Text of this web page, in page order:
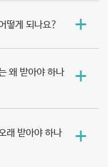
떻게 되나요? +
왜 받아야 하나
+
래 받아야 하나
+